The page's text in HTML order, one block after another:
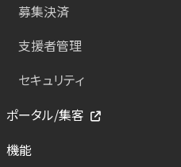
募集決済
支援者管理
セキュリティ
ポータル/集客
機能